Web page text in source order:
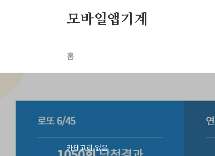
모바일앱기계
홈
카테고리 없음